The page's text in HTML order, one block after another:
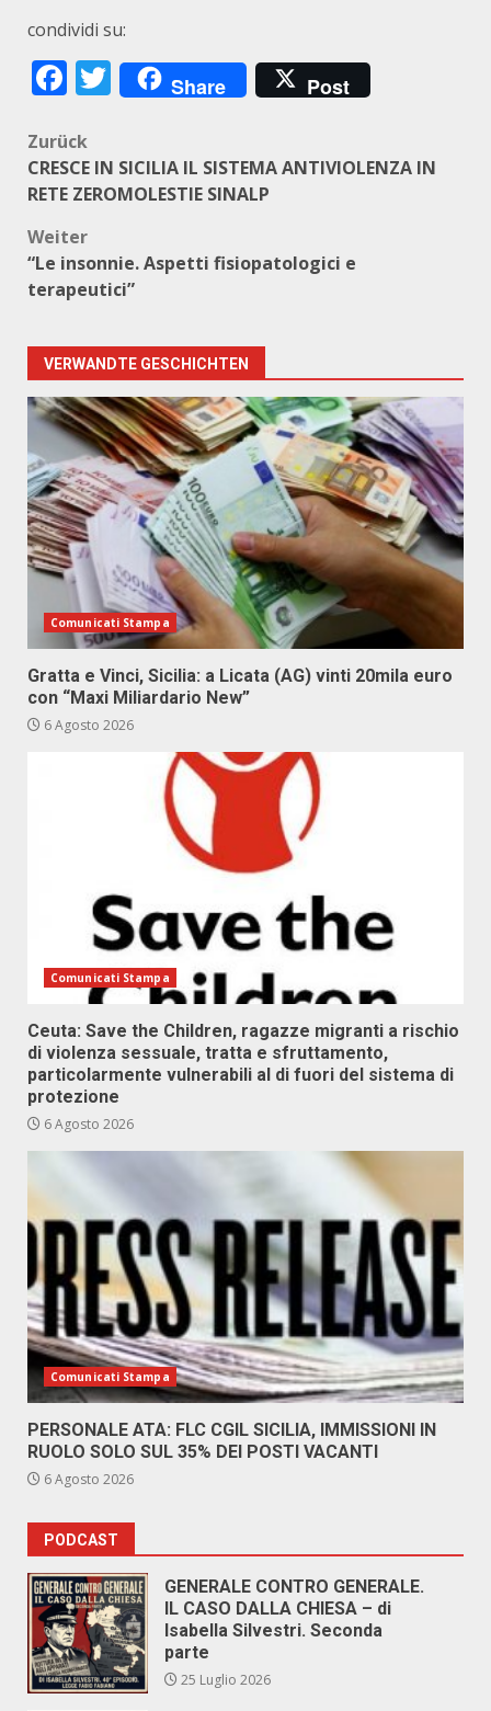
condividi su:
Facebook
Twitter
Share Post
Beitragsnavigation
Zurück
CRESCE IN SICILIA IL SISTEMA ANTIVIOLENZA IN
RETE ZEROMOLESTIE SINALP
Weiter
“Le insonnie. Aspetti fisiopatologici e
terapeutici”
VERWANDTE GESCHICHTEN
Comunicati Stampa
Gratta e Vinci, Sicilia: a Licata (AG) vinti 20mila euro
con “Maxi Miliardario New”
6 Agosto 2026
Comunicati Stampa
Ceuta: Save the Children, ragazze migranti a rischio
di violenza sessuale, tratta e sfruttamento,
particolarmente vulnerabili al di fuori del sistema di
protezione
6 Agosto 2026
Comunicati Stampa
PERSONALE ATA: FLC CGIL SICILIA, IMMISSIONI IN
RUOLO SOLO SUL 35% DEI POSTI VACANTI
6 Agosto 2026
PODCAST
GENERALE CONTRO GENERALE.
IL CASO DALLA CHIESA – di
Isabella Silvestri. Seconda
parte
25 Luglio 2026